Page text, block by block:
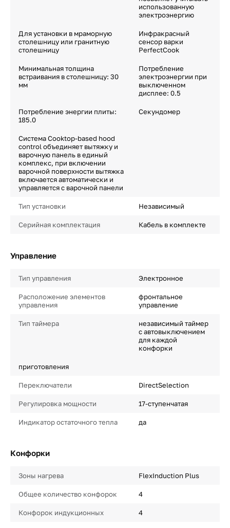
использованную
электроэнергию
Для установки в мраморную
столешницу или гранитную
столешницу
Инфракрасный
сенсор варки
PerfectCook
Минимальная толщина
встраивания в столешницу: 30
мм
Потребление
электроэнергии при
выключенном
дисплее: 0.5
Потребление энергии плиты:
185.0
Секундомер
Система Cooktop-based hood
control объединяет вытяжку и
варочную панель в единый
комплекс, при включении
варочной поверхности вытяжка
включается автоматически и
управляется с варочной панели
Тип установки Независимый
Серийная комплектация Кабель в комплекте
Управление
Тип управления Электронное
Расположение элементов
управления
фронтальное
управление
Тип таймера
независимый таймер
с автовыключением
для каждой
конфорки
приготовления
Переключатели DirectSelection
Регулировка мощности 17-ступенчатая
Индикатор остаточного тепла да
Конфорки
Зоны нагрева FlexInduction Plus
Общее количество конфорок 4
Конфорок индукционных 4